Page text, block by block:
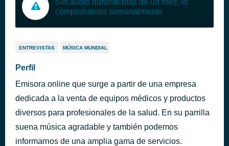
comprobamos semanalmente
ENTREVISTAS MÚSICA MUNDIAL
Perfil
Emisora online que surge a partir de una empresa
dedicada a la venta de equipos médicos y productos
diversos para profesionales de la salud. En su parrilla
suena música agradable y también podemos
informarnos de una amplia gama de servicios.